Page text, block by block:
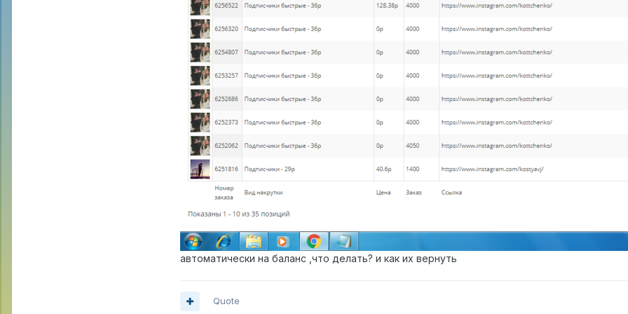
автоматически на баланс ,что делать? и как их вернуть
Quote